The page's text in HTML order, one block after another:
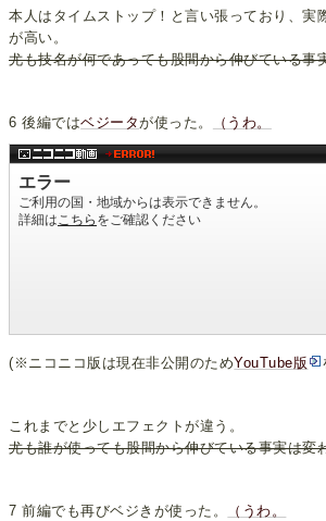
本人はタイムストップ！と言い張っており、実
が高い。
尤も技名が何であっても股間から伸びている事
6 後編ではベジータが使った。 （うわ。
(※ニコニコ版は現在非公開のためYouTube版
これまでと少しエフェクトが違う。
尤も誰が使っても股間から伸びている事実は変
7 前編でも再びベジきが使った。 （うわ。